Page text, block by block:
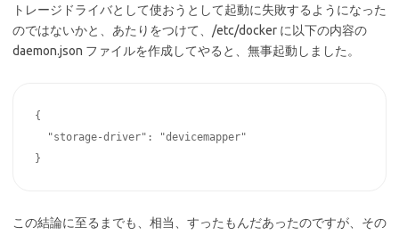
トレージドライバとして使おうとして起動に失敗するようになった
のではないかと、あたりをつけて、/etc/docker に以下の内容の
daemon.json ファイルを作成してやると、無事起動しました。
{
}
この結論に至るまでも、相当、すったもんだあったのですが、その